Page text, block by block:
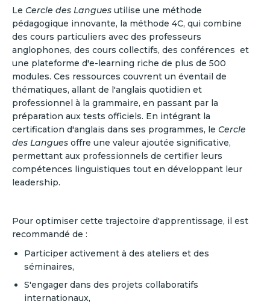
Le Cercle des Langues utilise une méthode
pédagogique innovante, la méthode 4C, qui combine
des cours particuliers avec des professeurs
anglophones, des cours collectifs, des conférences et
une plateforme d'e-learning riche de plus de 500
modules. Ces ressources couvrent un éventail de
thématiques, allant de l'anglais quotidien et
professionnel à la grammaire, en passant par la
préparation aux tests officiels. En intégrant la
certification d'anglais dans ses programmes, le Cercle
des Langues offre une valeur ajoutée significative,
permettant aux professionnels de certifier leurs
compétences linguistiques tout en développant leur
leadership.
Pour optimiser cette trajectoire d'apprentissage, il est
recommandé de :
Participer activement à des ateliers et des
séminaires,
S'engager dans des projets collaboratifs
internationaux,